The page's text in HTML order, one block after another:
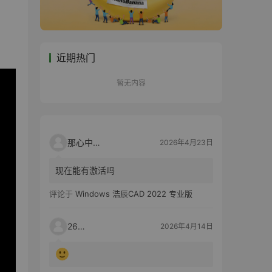
近期热门
暂无内容
那心中的话 2026年4月23日
现在能有激活吗
评论于 Windows 浩辰CAD 2022 专业版
2603 2026年4月14日